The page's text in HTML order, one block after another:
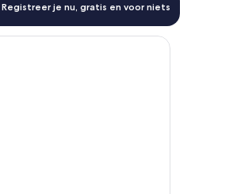
Registreer je nu, gratis en voor niets